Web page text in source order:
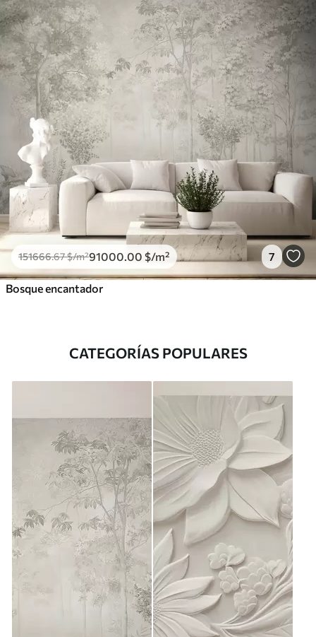
151666.67$/m²91000 .00 $/m² 7
Bosque encantador
CATEGORÍAS POPULARES